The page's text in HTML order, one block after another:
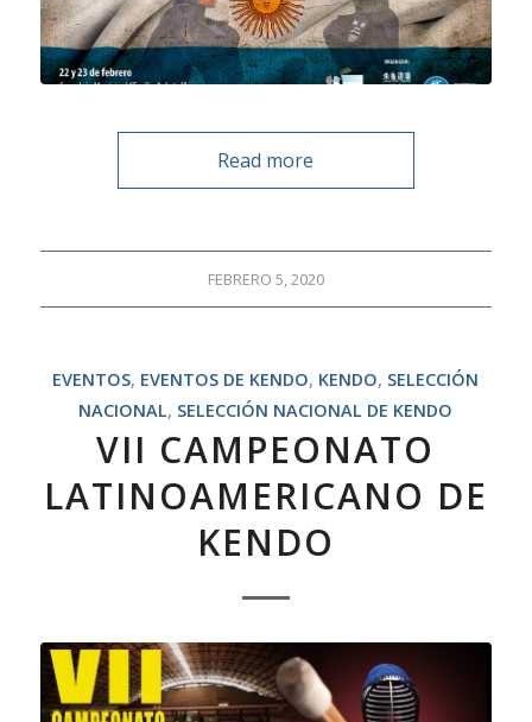
Read more
FEBRERO 5, 2020
EVENTOS, EVENTOS DE KENDO, KENDO, SELECCIÓN
NACIONAL, SELECCIÓN NACIONAL DE KENDO
VII CAMPEONATO
LATINOAMERICANO DE
KENDO